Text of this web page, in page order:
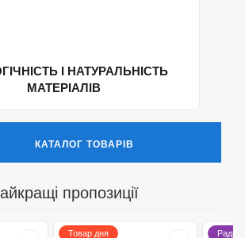
І НАТУРАЛЬНІСТЬ
МАТЕРІАЛІВ
КАТАЛОГ ТОВАРІВ
пропозиції
Товар дня